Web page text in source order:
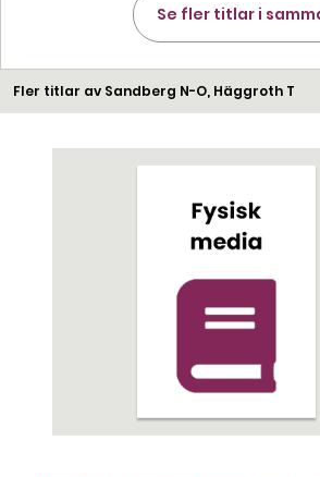
Se fler titlar i
Fler titlar av Sandberg N-O, Häggroth T